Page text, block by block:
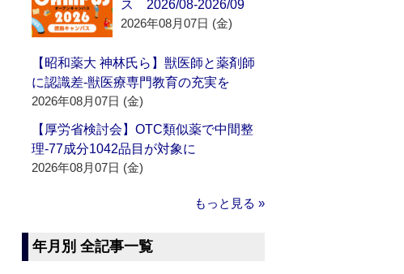
ス 2026/08-2026/09
2026年08月07日 (金)
【昭和薬大 神林氏ら】獣医師と薬剤師
に認識差‐獣医療専門教育の充実を
2026年08月07日 (金)
【厚労省検討会】OTC類似薬で中間整
理‐77成分1042品目が対象に
2026年08月07日 (金)
もっと見る »
年月別 全記事一覧